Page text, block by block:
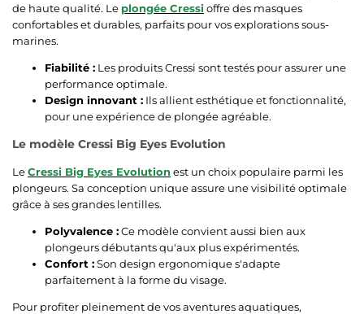
de haute qualité. Le plongée Cressioffre des masques
confortables et durables, parfaits pour vos explorations sous-
marines.
Fiabilité : Les produits Cressi sont testés pour assurer une
performance optimale.
Design innovant : Ils allient esthétique et fonctionnalité,
pour une expérience de plongée agréable.
Le modèle Cressi Big Eyes Evolution
LeCressi Big Eyes Evolution est un choix populaire parmi les
plongeurs. Sa conception unique assure une visibilité optimale
grâce à ses grandes lentilles.
Polyvalence :Ce modèle convient aussi bien aux
plongeurs débutants qu'aux plus expérimentés.
Confort :Son design ergonomique s'adapte
parfaitement à la forme du visage.
Pour profiter pleinement de vos aventures aquatiques,